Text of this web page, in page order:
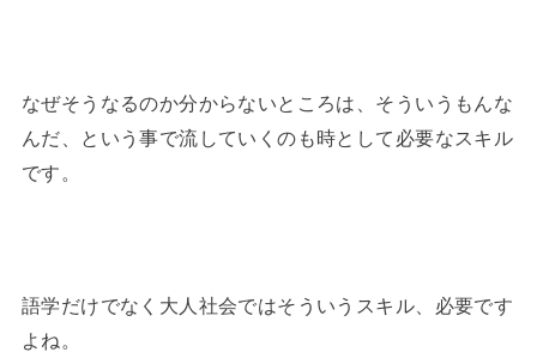
なぜそうなるのか分からないところは、そういうもんな
んだ、という事で流していくのも時として必要なスキル
です。
語学だけでなく大人社会ではそういうスキル、必要です
よね。